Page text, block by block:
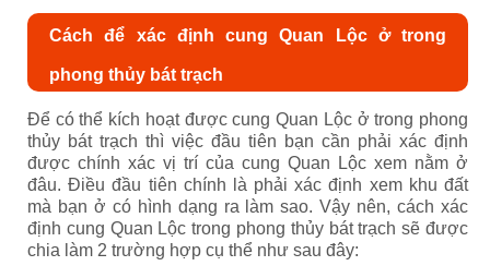
Cách để xác định cung Quan Lộc ở trong
phong thủy bát trạch
Để có thể kích hoạt được cung Quan Lộc ở trong phong
thủy bát trạch thì việc đầu tiên bạn cần phải xác định
được chính xác vị trí của cung Quan Lộc xem nằm ở
đâu. Điều đầu tiên chính là phải xác định xem khu đất
mà bạn ở có hình dạng ra làm sao. Vậy nên, cách xác
định cung Quan Lộc trong phong thủy bát trạch sẽ được
chia làm 2 trường hợp cụ thể như sau đây: